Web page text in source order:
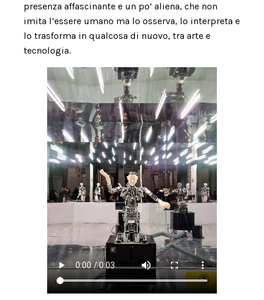
presenza affascinante e un po’ aliena, che non
imita l’essere umano ma lo osserva, lo interpreta e
lo trasforma in qualcosa di nuovo, tra arte e
tecnologia.